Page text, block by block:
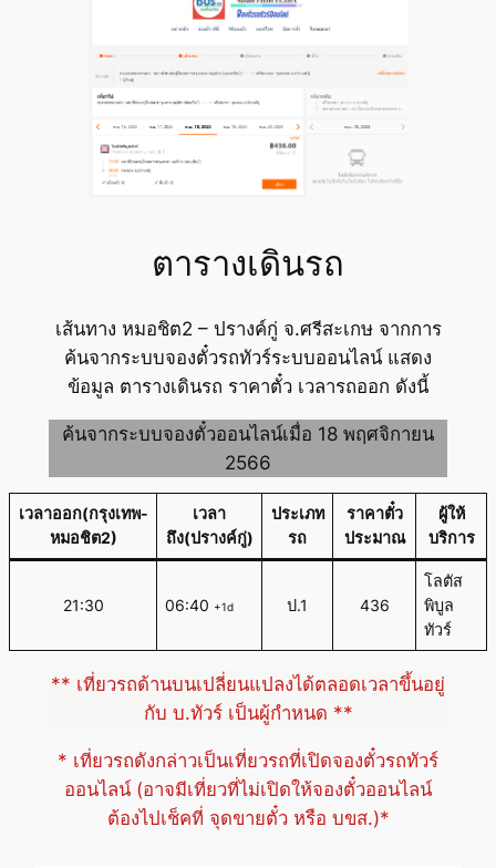
ตารางเดินรถ
เส้นทาง หมอชิต2 – ปรางค์กู่ จ.ศรีสะเกษ จากการ
ค้นจากระบบจองตั๋วรถทัวร์ระบบออนไลน์ แสดง
ข้อมูล ตารางเดินรถ ราคาตั๋ว เวลารถออก ดังนี้
ค้นจากระบบจองตั๋วออนไลน์เมื่อ 18 พฤศจิกายน
2566
เวลาออก(กรุงเทพ-
หมอชิต2)
เวลา
ถึง(ปรางค์กู่)
ประเภท
รถ
ราคาตั๋ว
ประมาณ
ผู้ให้
บริการ
21:30 06:40 +1d ป.1 436
โลตัส
พิบูล
ทัวร์
** เที่ยวรถด้านบนเปลี่ยนแปลงได้ตลอดเวลาขึ้นอยู่
กับ บ.ทัวร์ เป็นผู้กำหนด **
* เที่ยวรถดังกล่าวเป็นเที่ยวรถที่เปิดจองตั๋วรถทัวร์
ออนไลน์ (อาจมีเที่ยวที่ไม่เปิดให้จองตั๋วออนไลน์
ต้องไปเช็คที่ จุดขายตั๋ว หรือ บขส.)*